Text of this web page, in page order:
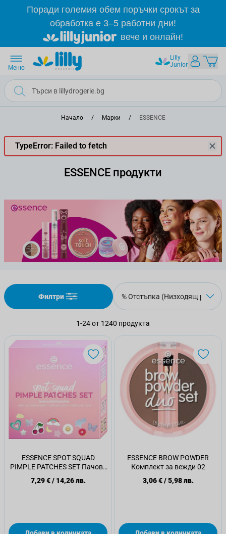
Прескачане към съдържанието
Поради големия обем поръчки срокът за
обработка е 3–5 работни дни!
вече и онлайн!
Lilly
Junior
Меню
Начало / Марки / ESSENCE
TypeError: Failed to fetch
ESSENCE продукти
Филтри
1-24от 1240 продукта
ESSENCE SPOT SQUAD
PIMPLE PATCHES SET Пачове
7,29 €/ 14,26 лв.
ESSENCE BROW POWDER
Комплект за вежди 02
3,06 €/5,98 лв.